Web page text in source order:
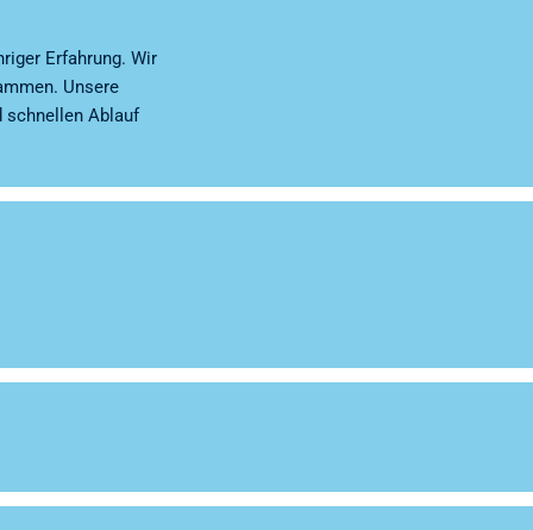
Erfahrung. Wir
Unsere
schnellen Ablauf